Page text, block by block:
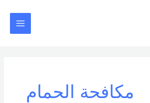
مكافحة الحمام